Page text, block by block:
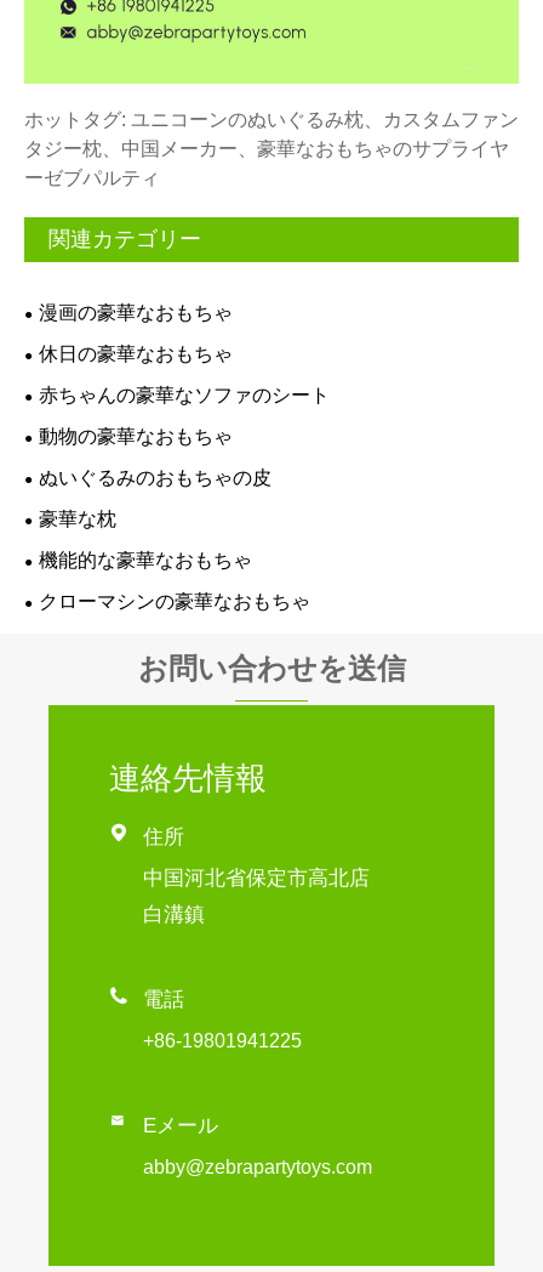
ホットタグ: ユニコーンのぬいぐるみ枕、カスタムファン
タジー枕、中国メーカー、豪華なおもちゃのサプライヤ
ーゼブパルティ
関連カテゴリー
漫画の豪華なおもちゃ
休日の豪華なおもちゃ
赤ちゃんの豪華なソファのシート
動物の豪華なおもちゃ
ぬいぐるみのおもちゃの皮
豪華な枕
機能的な豪華なおもちゃ
クローマシンの豪華なおもちゃ
お問い合わせを送信
連絡先情報

住所
中国河北省保定市高北店
白溝鎮
 電話
+86-19801941225
 Eメール
abby@zebrapartytoys.com